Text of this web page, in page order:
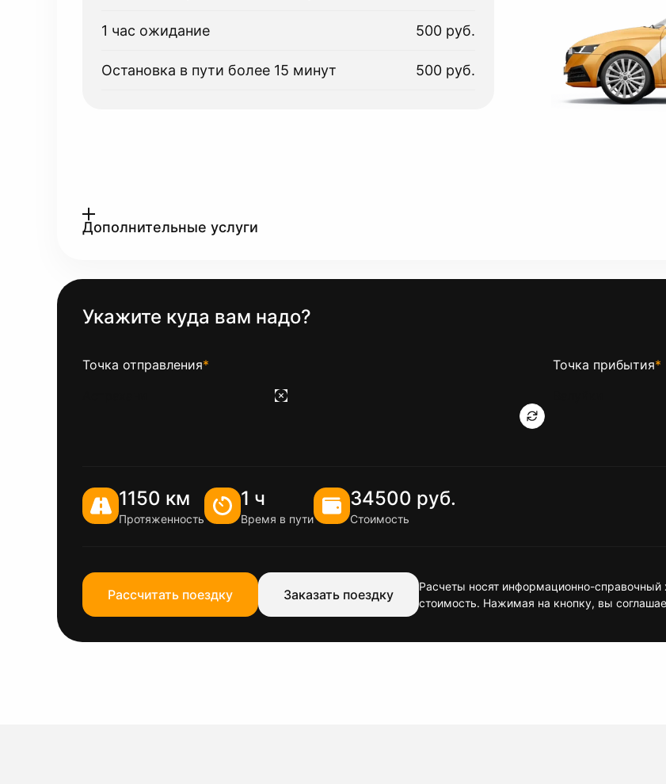
1 час ожидание 500 руб.
Остановка в пути более 15 минут 500 руб.
Дополнительные услуги
Укажите куда вам надо?
Точка отправления* Точка прибытия*
1150 км
Протяженность
1 ч
Время в пути
34500 руб.
Стоимость
Рассчитать поездку Заказать поездку
Расчеты носят информационно-справочный
стоимость. Нажимая на кнопку, вы